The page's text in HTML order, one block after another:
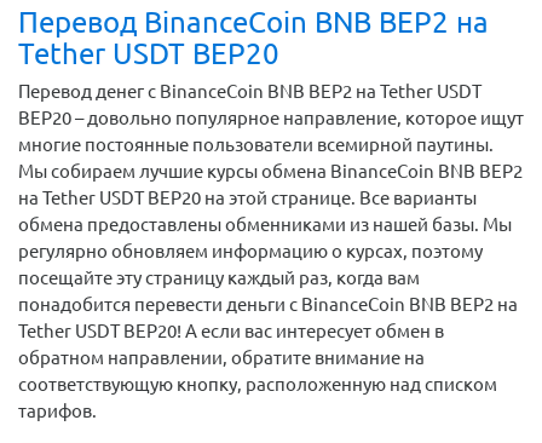
Перевод BinanceCoin BNB BEP2 на
Tether USDT BEP20
Перевод денег с BinanceCoin BNB BEP2 на Tether USDT
BEP20 – довольно популярное направление, которое ищут
многие постоянные пользователи всемирной паутины.
Мы собираем лучшие курсы обмена BinanceCoin BNB BEP2
на Tether USDT BEP20 на этой странице. Все варианты
обмена предоставлены обменниками из нашей базы. Мы
регулярно обновляем информацию о курсах, поэтому
посещайте эту страницу каждый раз, когда вам
понадобится перевести деньги с BinanceCoin BNB BEP2 на
Tether USDT BEP20! А если вас интересует обмен в
обратном направлении, обратите внимание на
соответствующую кнопку, расположенную над списком
тарифов.